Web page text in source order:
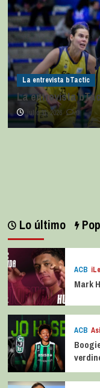
Lo último
ACB
Mark
ACB